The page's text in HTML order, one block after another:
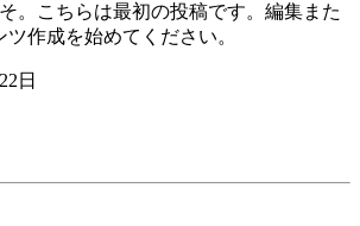
。こちらは最初の投稿です。編集また
作成を始めてください。
日